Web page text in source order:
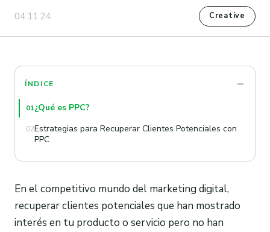
04.11.24 Creative
ÍNDICE
01¿Qué es PPC?
02Estrategias para Recuperar Clientes Potenciales con
PPC
En el competitivo mundo del marketing digital,
recuperar clientes potenciales que han mostrado
interés en tu producto o servicio pero no han